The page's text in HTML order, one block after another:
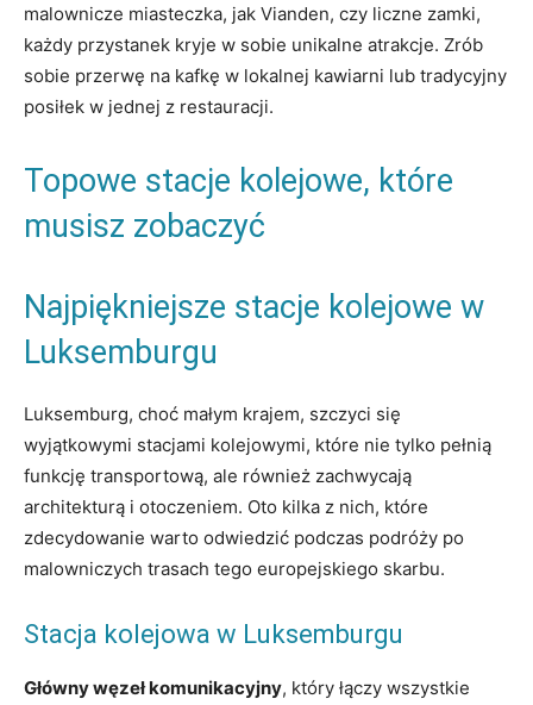
malownicze miasteczka, jak Vianden, ‍czy liczne⁣ zamki,
każdy przystanek ​kryje w sobie unikalne atrakcje. Zrób
sobie przerwę⁣ na kafkę w lokalnej kawiarni lub tradycyjny
posiłek⁤ w jednej z restauracji.
Topowe stacje kolejowe, które
‍musisz⁤ zobaczyć
Najpiękniejsze ‍stacje kolejowe w
Luksemburgu
Luksemburg, choć małym krajem, ⁣szczyci się
wyjątkowymi stacjami ‍kolejowymi, które nie tylko pełnią
funkcję transportową, ale również ⁤zachwycają
architekturą​ i otoczeniem. ​Oto kilka z ‌nich, które
zdecydowanie warto odwiedzić⁣ podczas podróży po
‍malowniczych trasach tego europejskiego ​skarbu.
Stacja kolejowa w‌ Luksemburgu
Główny węzeł ​komunikacyjny, który łączy wszystkie⁤